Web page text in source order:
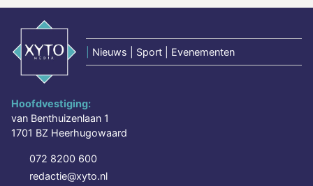
Nieuws | Sport | Evenementen
Hoofdvestiging:
van Benthuizenlaan 1
1701 BZ Heerhugowaard
072 8200 600
redactie@xyto.nl